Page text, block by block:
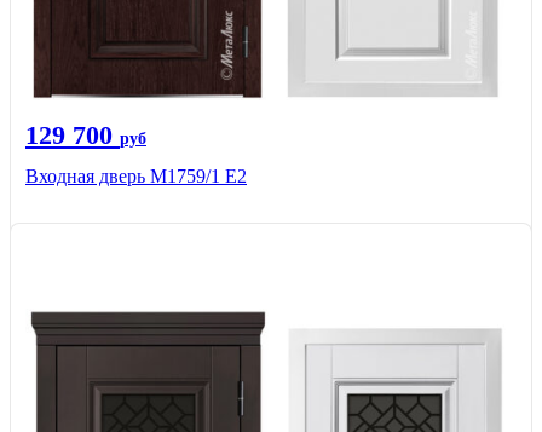
129 700 руб
Входная дверь М1759/1 Е2